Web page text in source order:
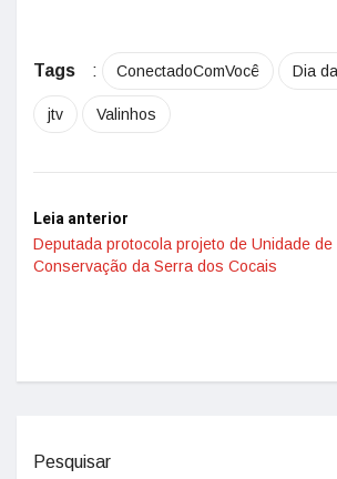
Tags : ConectadoComVocê Dia
jtv Valinhos
Leia anterior
Deputada protocola projeto de Unidade de
Conservação da Serra dos Cocais
Pesquisar